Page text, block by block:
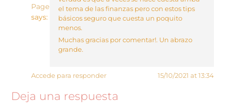
Pagerols
says:
el tema de las finanzas pero con estos tips
básicos seguro que cuesta un poquito
menos.
Muchas gracias por comentar!. Un abrazo
grande.
15/10/2021 at 13:34
Accede para responder
Deja una respuesta